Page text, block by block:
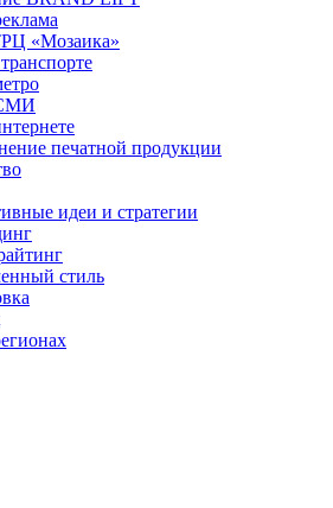
«Мозаика»
печатной продукции
идеи и стратегии
стиль